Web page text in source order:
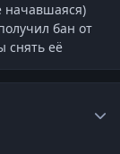
бан от
снять её